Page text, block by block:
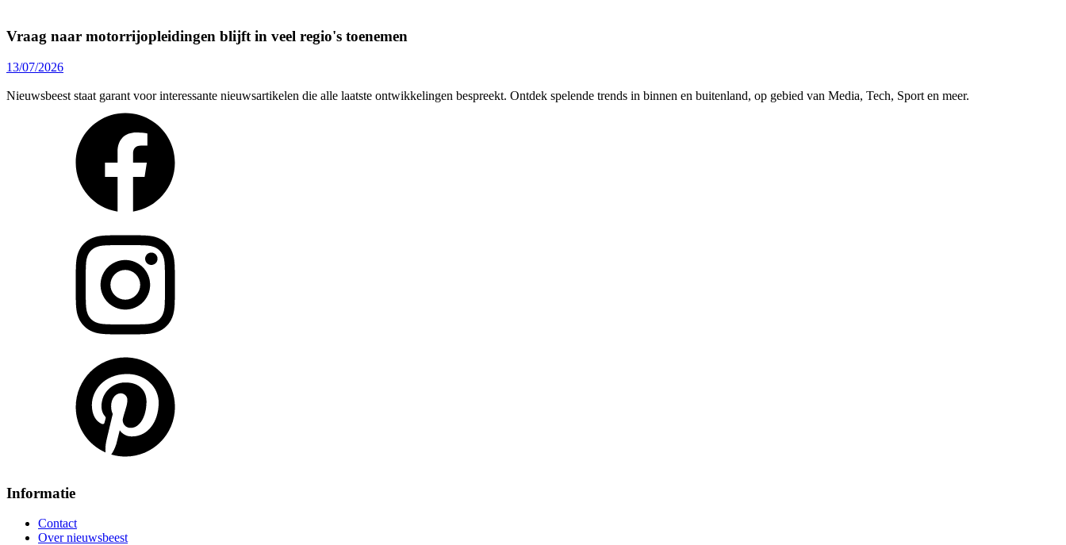
Vraag naar motorrijopleidingen blijft in veel regio's toenemen
13/07/2026
Nieuwsbeest staat garant voor interessante nieuwsartikelen die alle laatste ontwikkelingen bespreekt. Ontdek spelende trends in binnen en buitenland, op gebied van Media, Tech, Sport en meer.
Informatie
Contact
Over nieuwsbeest